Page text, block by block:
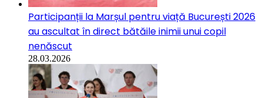
Participanții la Marșul pentru viață București 2026
au ascultat în direct bătăile inimii unui copil
nenăscut
28.03.2026